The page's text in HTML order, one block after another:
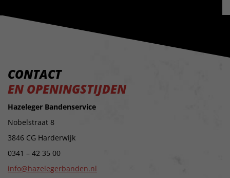
CONTACT
EN OPENINGSTIJDEN
Hazeleger Bandenservice
Nobelstraat 8
3846 CG Harderwijk
0341 – 42 35 00
info@hazelegerbanden.nl